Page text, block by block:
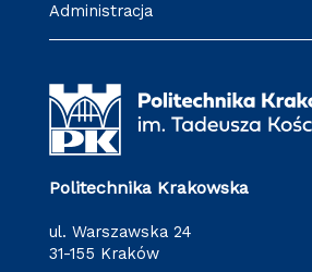
Administracja
Politechnika Krakowska
ul. Warszawska 24
31-155 Kraków